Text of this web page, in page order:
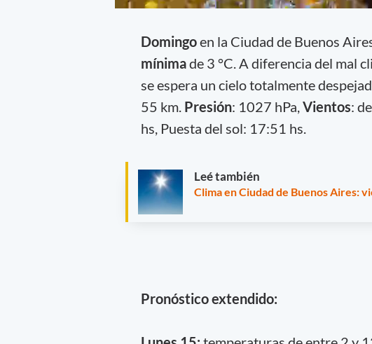
Domingoen la Ciudad de Buenos
mínimade 3 °C. A diferencia del mal
se espera un cielo totalmente
55 km. Presión: 1027 hPa, Vientos:
hs, Puesta del sol: 17:51 hs.
Leé también
Clima en Ciudad de Buenos Aires:
Pronóstico extendido: